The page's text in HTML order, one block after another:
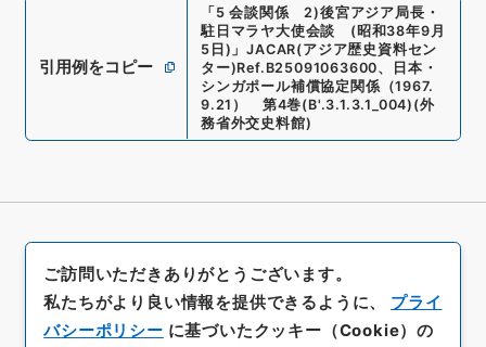
引用例をコピー
「5 会談関係 2)後宮アジア局長・
駐日マラヤ大使会談 (昭和38年9月
5日) 」JACAR(アジア歴史資料セン
ター)Ref. B25091063600、
日本・
シンガポール補償協定関係（1967.
9.21） 第4巻(B'.3.1.3.1_004) (外
務省外交史料館)
ご訪問いただきありがとうございます。
私たちがより良い情報を提供できるように、 プライ
バシーポリシー に基づいたクッキー（Cookie）の